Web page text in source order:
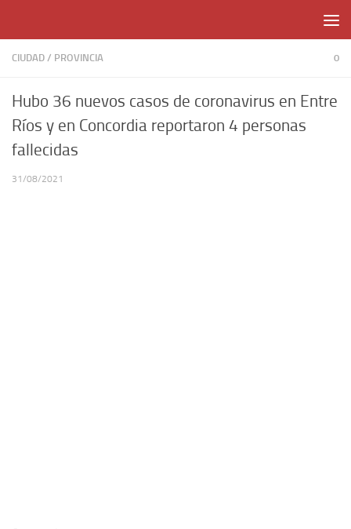
CIUDAD / PROVINCIA 0
Hubo 36 nuevos casos de coronavirus en Entre
Ríos y en Concordia reportaron 4 personas
fallecidas
31/08/2021